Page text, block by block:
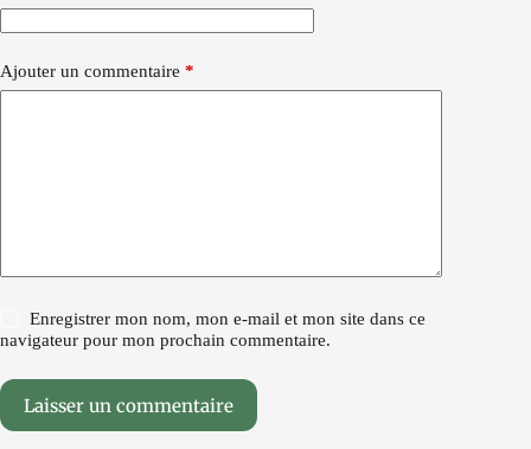
Ajouter un commentaire *
Enregistrer mon nom, mon e-mail et mon site dans ce
navigateur pour mon prochain commentaire.
Laisser un commentaire